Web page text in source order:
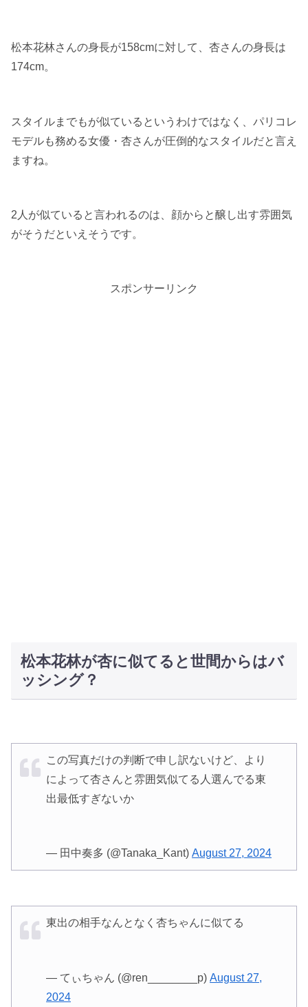
松本花林さんの身長が158cmに対して、杏さんの身長は
174cm。
スタイルまでもが似ているというわけではなく、パリコレ
モデルも務める女優・杏さんが圧倒的なスタイルだと言え
ますね。
2人が似ていると言われるのは、顔からと醸し出す雰囲気
がそうだといえそうです。
スポンサーリンク
松本花林が杏に似てると世間からはバ
ッシング？
この写真だけの判断で申し訳ないけど、より
によって杏さんと雰囲気似てる人選んでる東
出最低すぎないか
— 田中奏多 (@Tanaka_Kant) August 27, 2024
東出の相手なんとなく杏ちゃんに似てる
— てぃちゃん (@ren________p) August 27,
2024